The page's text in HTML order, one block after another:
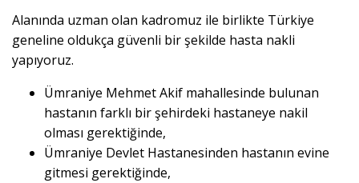
Alanında uzman olan kadromuz ile birlikte Türkiye
geneline oldukça güvenli bir şekilde hasta nakli
yapıyoruz.
Ümraniye Mehmet Akif mahallesinde bulunan
hastanın farklı bir şehirdeki hastaneye nakil
olması gerektiğinde,
Ümraniye Devlet Hastanesinden hastanın evine
gitmesi gerektiğinde,